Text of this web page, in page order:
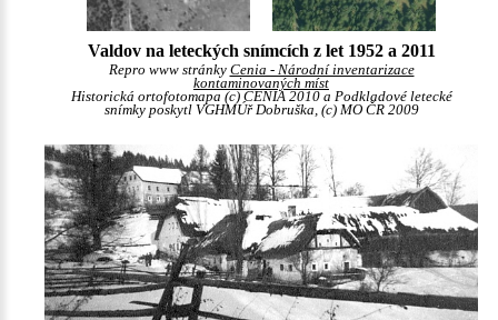
Valdov na leteckých snímcích z let 1952 a 2011
Repro www stránky Cenia - Národní inventarizace
kontaminovaných míst
Historická ortofotomapa (c) CENIA 2010 a Podkladové letecké
snímky poskytl VGHMÚř Dobruška, (c) MO ČR 2009